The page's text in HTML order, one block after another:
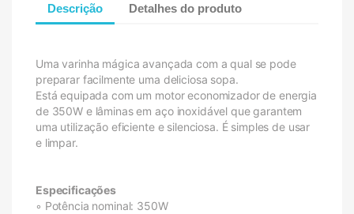
Descrição Detalhes do produto
Uma varinha mágica avançada com a qual se pode
preparar facilmente uma deliciosa sopa.
Está equipada com um motor economizador de energia
de 350W e lâminas em aço inoxidável que garantem
uma utilização eficiente e silenciosa. É simples de usar
e limpar.
Especificações
◦ Potência nominal: 350W